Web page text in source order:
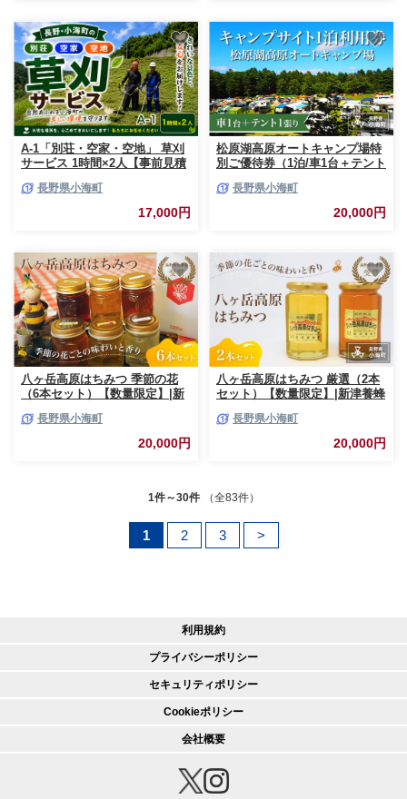
A-1「別荘・空家・空地」 草刈
サービス 1時間×2人【事前見積
定】長野県小海町
17,000円
松原湖高原オートキャンプ場特
別ご優待券（1泊/車1台＋テント
ドア レジャー キャンプ BBQ 長
長野県小海町
20,000円
八ヶ岳高原はちみつ 季節の花
（6本セット）【数量限定】|新
チミツ 純粋 八ヶ岳高原 長野県
長野県小海町
20,000円
八ヶ岳高原はちみつ 厳選（2本
セット）【数量限定】|新津養蜂
純粋 八ヶ岳高原 長野県小海町
長野県小海町
20,000円
1件～30件 （全83件）
1 2 3 >
利用規約
プライバシーポリシー
セキュリティポリシー
Cookieポリシー
会社概要